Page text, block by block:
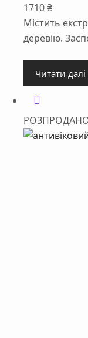
1710₴
Містить
деревію.
Читати далі